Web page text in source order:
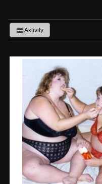
Aktivity